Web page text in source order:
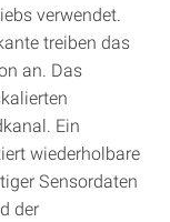
verwendet.
treiben das
an. Das
Ein
wiederholbare
Sensordaten
der